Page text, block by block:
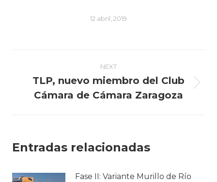
12 abril, 2019
navigation
NEXT
post:
TLP, nuevo miembro del Club
Cámara de Cámara Zaragoza
Entradas relacionadas
Fase II: Variante Murillo de Río